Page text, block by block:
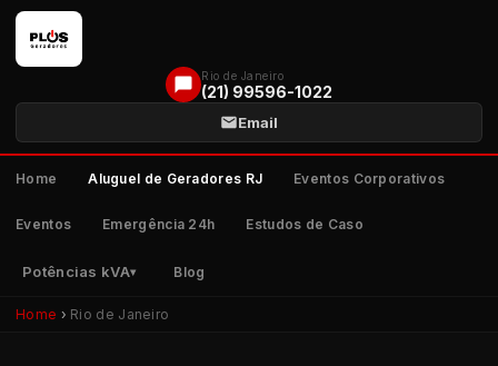
Rio de Janeiro
(21) 99596-1022
Email
Home Aluguel de Geradores RJ Eventos Corporativos
Eventos Emergência 24h Estudos de Caso
Potências kVA Blog
Home › Rio de Janeiro